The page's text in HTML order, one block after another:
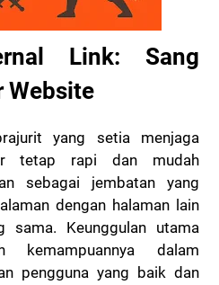
Link: Sang
Website
yang setia menjaga
tetap rapi dan mudah
sebagai jembatan yang
dengan halaman lain
Keunggulan utama
kemampuannya dalam
pengguna yang baik dan